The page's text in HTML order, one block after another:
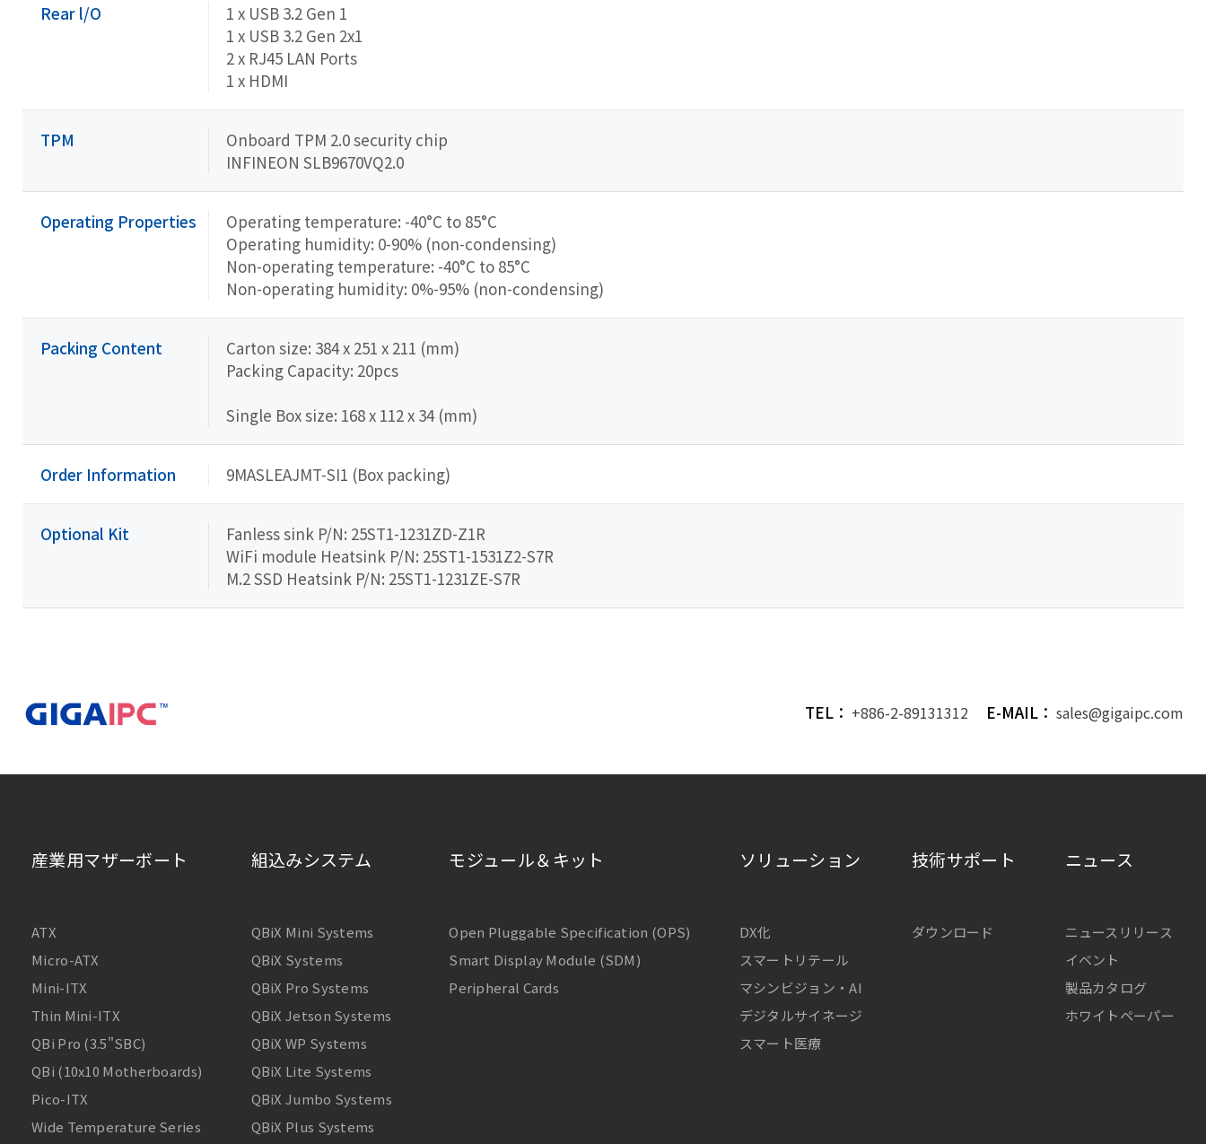
Rear l/O
1 x USB 3.2 Gen 1
1 x USB 3.2 Gen 2x1
2 x RJ45 LAN Ports
1 x HDMI
TPM
Onboard TPM 2.0 security chip
INFINEON SLB9670VQ2.0
Operating Properties
Operating temperature: -40°C to 85°C
Operating humidity: 0-90% (non-condensing)
Non-operating temperature: -40°C to 85°C
Non-operating humidity: 0%-95% (non-condensing)
Packing Content
Carton size: 384 x 251 x 211 (mm)
Packing Capacity: 20pcs
Single Box size: 168 x 112 x 34 (mm)
Order Information 9MASLEAJMT-SI1 (Box packing)
Optional Kit
Fanless sink P/N: 25ST1-1231ZD-Z1R
WiFi module Heatsink P/N: 25ST1-1531Z2-S7R
M.2 SSD Heatsink P/N: 25ST1-1231ZE-S7R
TEL： +886-2-89131312 E-MAIL： sales@gigaipc.com
産業用マザーボート
ATX
Micro-ATX
Mini-ITX
Thin Mini-ITX
QBi Pro (3.5"SBC)
QBi (10x10 Motherboards)
Pico-ITX
Wide Temperature Series
組込みシステム
QBiX Mini Systems
QBiX Systems
QBiX Pro Systems
QBiX Jetson Systems
QBiX WP Systems
QBiX Lite Systems
QBiX Jumbo Systems
QBiX Plus Systems
モジュール＆キット
Open Pluggable Specification (OPS)
Smart Display Module (SDM)
Peripheral Cards
ソリューション
DX化
スマートリテール
マシンビジョン・AI
デジタルサイネージ
スマート医療
技術サポート
ダウンロード
ニュース
ニュースリリース
イベント
製品カタログ
ホワイトペーパー